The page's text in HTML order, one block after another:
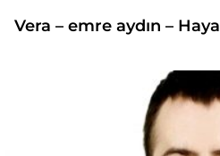
Vera – emre aydın –